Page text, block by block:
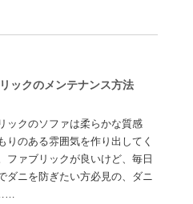
ックのメンテナンス方法
ックのソファは柔らかな質感
りのある雰囲気を作り出してく
ファブリックが良いけど、毎日
ダニを防ぎたい方必見の、ダニ